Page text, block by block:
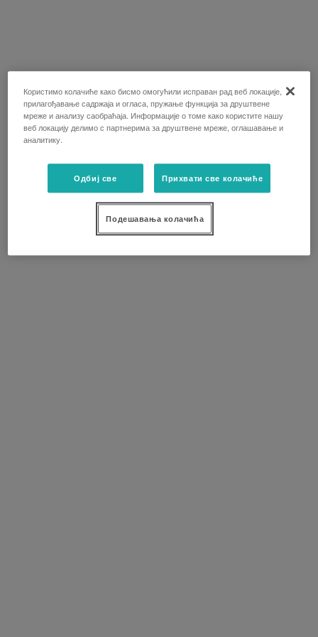
Користимо колачиће како бисмо омогућили исправан рад веб локације,
прилагођавање садржаја и огласа, пружање функција за друштвене
мреже и анализу саобраћаја. Информације о томе како користите нашу
веб локацију делимо с партнерима за друштвене мреже, оглашавање и
аналитику.
Одбиј све Прихвати све колачиће
Подешавања колачића